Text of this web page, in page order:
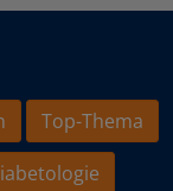
Top-Thema